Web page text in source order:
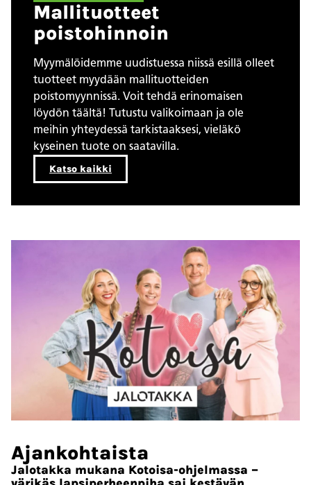
Mallituotteet
poistohinnoin
Myymälöidemme uudistuessa niissä esillä olleet
tuotteet myydään mallituotteiden
poistomyynnissä. Voit tehdä erinomaisen
löydön täältä! Tutustu valikoimaan ja ole
meihin yhteydessä tarkistaaksesi, vieläkö
kyseinen tuote on saatavilla.
Katso kaikki
Ajankohtaista
Jalotakka mukana Kotoisa-ohjelmassa –